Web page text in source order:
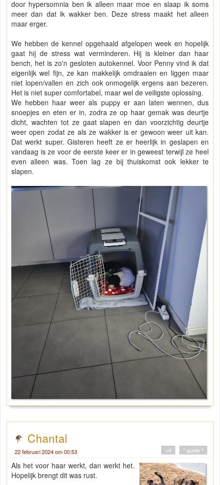
door hypersomnia ben ik alleen maar moe en slaap ik soms
meer dan dat ik wakker ben. Deze stress maakt het alleen
maar erger.
We hebben de kennel opgehaald afgelopen week en hopelijk
gaat hij de stress wat verminderen. Hij is kleiner dan haar
bench, het is zo'n gesloten autokennel. Voor Penny vind ik dat
eigenlijk wel fijn, ze kan makkelijk omdraaien en liggen maar
niet lopen/vallen en zich ook onmogelijk ergens aan bezeren.
Het is niet super comfortabel, maar wel de veiligste oplossing.
We hebben haar weer als puppy er aan laten wennen, dus
snoepjes en eten er in, zodra ze op haar gemak was deurtje
dicht, wachten tot ze gaat slapen en dan voorzichtig deurtje
weer open zodat ze als ze wakker is er gewoon weer uit kan.
Dat werkt super. Gisteren heeft ze er heerlijk in geslapen en
vandaag is ze voor de eerste keer er in geweest terwijl ze heel
even alleen was. Toen lag ze bij thuiskomst ook lekker te
slapen.
Chantal
22 februari 2024 om 00:53 " quote "
+0
Als het voor haar werkt, dan werkt het.
Hopelijk brengt dit was rust.